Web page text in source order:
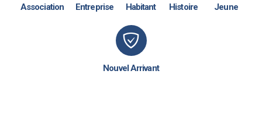
Association Entreprise Habitant Histoire Jeune
Nouvel Arrivant